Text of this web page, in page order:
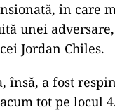
în care
unei
Jordan Chiles.
însă, a fost
tot pe locul